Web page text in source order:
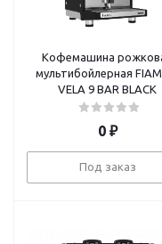
Кофемашина
мультибойлерная
VELA 9 BAR BLACK
0₽
Под заказ